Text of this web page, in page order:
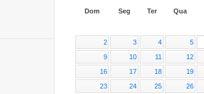
Dom Seg Ter Qua
2
3 4 5
9
10 11 12
16
17 18 19
23
24 25 26